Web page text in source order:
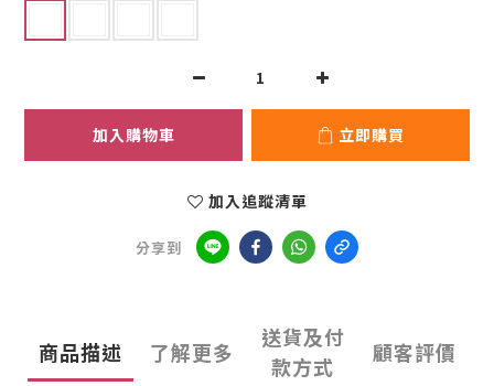
加入購物車 立即購買
加入追蹤清單
分享到
商品描述 了解更多
送貨及付
款方式
顧客評價